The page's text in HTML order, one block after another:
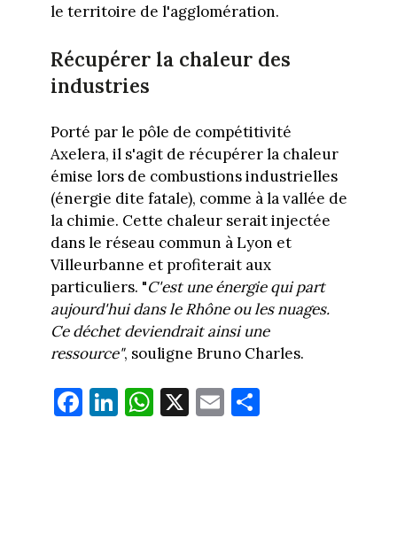
le territoire de l'agglomération.
Récupérer la chaleur des
industries
Porté par le pôle de compétitivité
Axelera, il s'agit de récupérer la chaleur
émise lors de combustions industrielles
(énergie dite fatale), comme à la vallée de
la chimie. Cette chaleur serait injectée
dans le réseau commun à Lyon et
Villeurbanne et profiterait aux
particuliers. "C'est une énergie qui part
aujourd'hui dans le Rhône ou les nuages.
Ce déchet deviendrait ainsi une
ressource", souligne Bruno Charles.
Fa
ce
Li
nk
W
ha
X E
m
Pa